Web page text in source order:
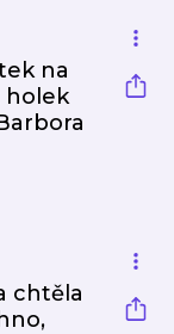
na
holek
chtěla